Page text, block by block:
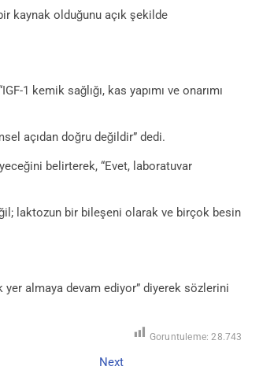
kaynak olduğunu açık şekilde
1 kemik sağlığı, kas yapımı ve onarımı
açıdan doğru değildir” dedi.
belirterek, “Evet, laboratuvar
laktozun bir bileşeni olarak ve birçok besin
almaya devam ediyor” diyerek sözlerini
Goruntuleme: 28.743
NextNext